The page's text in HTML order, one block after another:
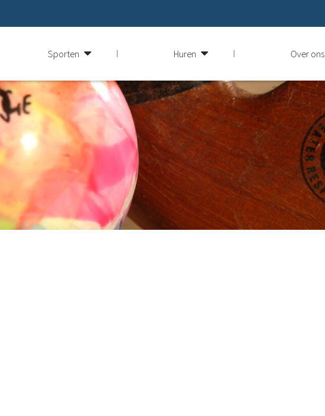
Sporten Huren Over ons